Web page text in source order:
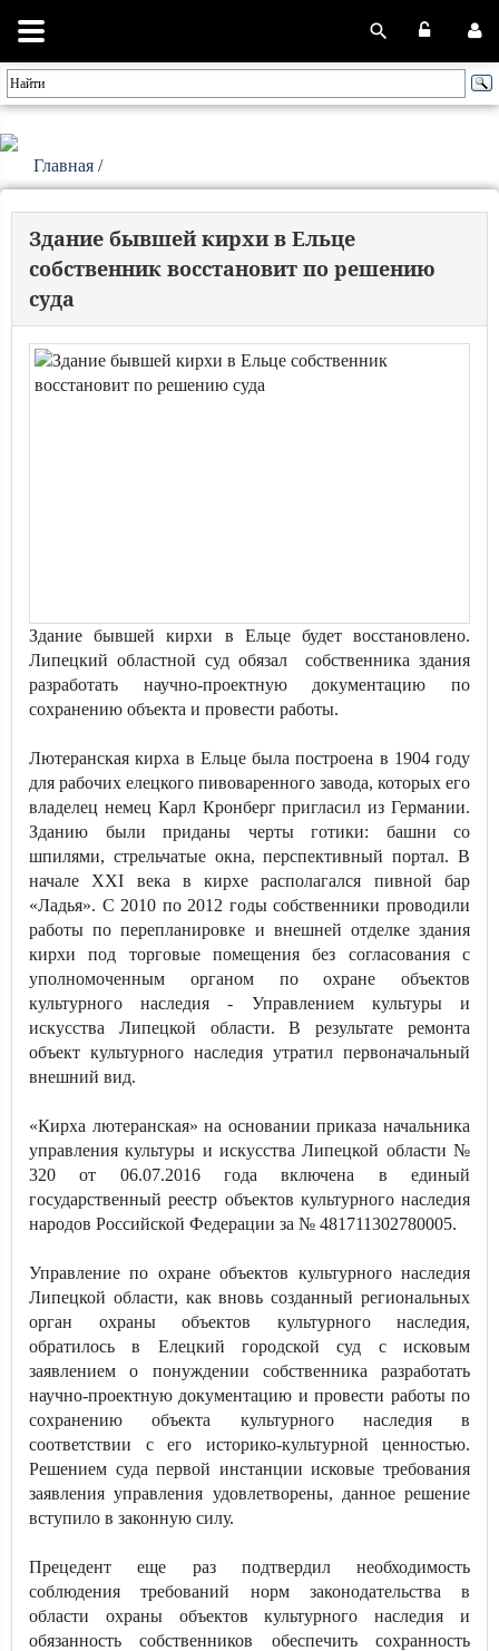
Главная /
Здание бывшей кирхи в Ельце
собственник восстановит по решению
суда
Здание бывшей кирхи в Ельце будет восстановлено.
Липецкий областной суд обязал собственника здания
разработать научно-проектную документацию по
сохранению объекта и провести работы.
Лютеранская кирха в Ельце была построена в 1904 году
для рабочих елецкого пивоваренного завода, которых его
владелец немец Карл Кронберг пригласил из Германии.
Зданию были приданы черты готики: башни со
шпилями, стрельчатые окна, перспективный портал. В
начале XXI века в кирхе располагался пивной бар
«Ладья». С 2010 по 2012 годы собственники проводили
работы по перепланировке и внешней отделке здания
кирхи под торговые помещения без согласования с
уполномоченным органом по охране объектов
культурного наследия - Управлением культуры и
искусства Липецкой области. В результате ремонта
объект культурного наследия утратил первоначальный
внешний вид.
«Кирха лютеранская» на основании приказа начальника
управления культуры и искусства Липецкой области №
320 от 06.07.2016 года включена в единый
государственный реестр объектов культурного наследия
народов Российской Федерации за № 481711302780005.
Управление по охране объектов культурного наследия
Липецкой области, как вновь созданный региональных
орган охраны объектов культурного наследия,
обратилось в Елецкий городской суд с исковым
заявлением о понуждении собственника разработать
научно-проектную документацию и провести работы по
сохранению объекта культурного наследия в
соответствии с его историко-культурной ценностью.
Решением суда первой инстанции исковые требования
заявления управления удовлетворены, данное решение
вступило в законную силу.
Прецедент еще раз подтвердил необходимость
соблюдения требований норм законодательства в
области охраны объектов культурного наследия и
обязанность собственников обеспечить сохранность